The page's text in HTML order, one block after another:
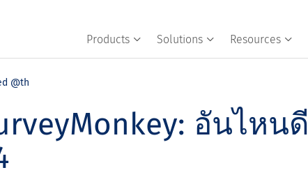
Products Solutions Resources
@th
อันไหนดี